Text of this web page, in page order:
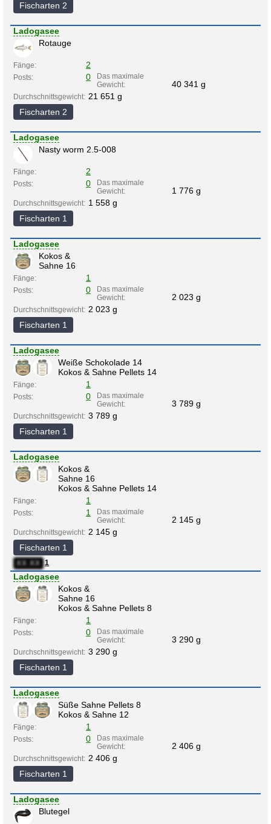
Fischarten 2
Ladogasee
Rotauge
Fänge: 2
Posts: 0
Das maximale
Gewicht:
40 341 g
Durchschnittsgewicht: 21 651 g
Fischarten 2
Ladogasee
Nasty worm 2.5-008
Fänge: 2
Posts: 0
Das maximale
Gewicht:
1 776 g
Durchschnittsgewicht: 1 558 g
Fischarten 1
Ladogasee
Kokos &
Sahne 16
Fänge: 1
Posts: 0
Das maximale
Gewicht:
2 023 g
Durchschnittsgewicht: 2 023 g
Fischarten 1
Ladogasee
Weiße Schokolade 14
Kokos & Sahne Pellets 14
Fänge: 1
Posts: 0
Das maximale
Gewicht:
3 789 g
Durchschnittsgewicht: 3 789 g
Fischarten 1
Ladogasee
Kokos &
Sahne 16
Kokos & Sahne Pellets 14
Fänge: 1
Posts: 1
Das maximale
Gewicht:
2 145 g
Durchschnittsgewicht: 2 145 g
Fischarten 1
XX:XX 1
Ladogasee
Kokos &
Sahne 16
Kokos & Sahne Pellets 8
Fänge: 1
Posts: 0
Das maximale
Gewicht:
3 290 g
Durchschnittsgewicht: 3 290 g
Fischarten 1
Ladogasee
Süße Sahne Pellets 8
Kokos & Sahne 12
Fänge: 1
Posts: 0
Das maximale
Gewicht:
2 406 g
Durchschnittsgewicht: 2 406 g
Fischarten 1
Ladogasee
Blutegel